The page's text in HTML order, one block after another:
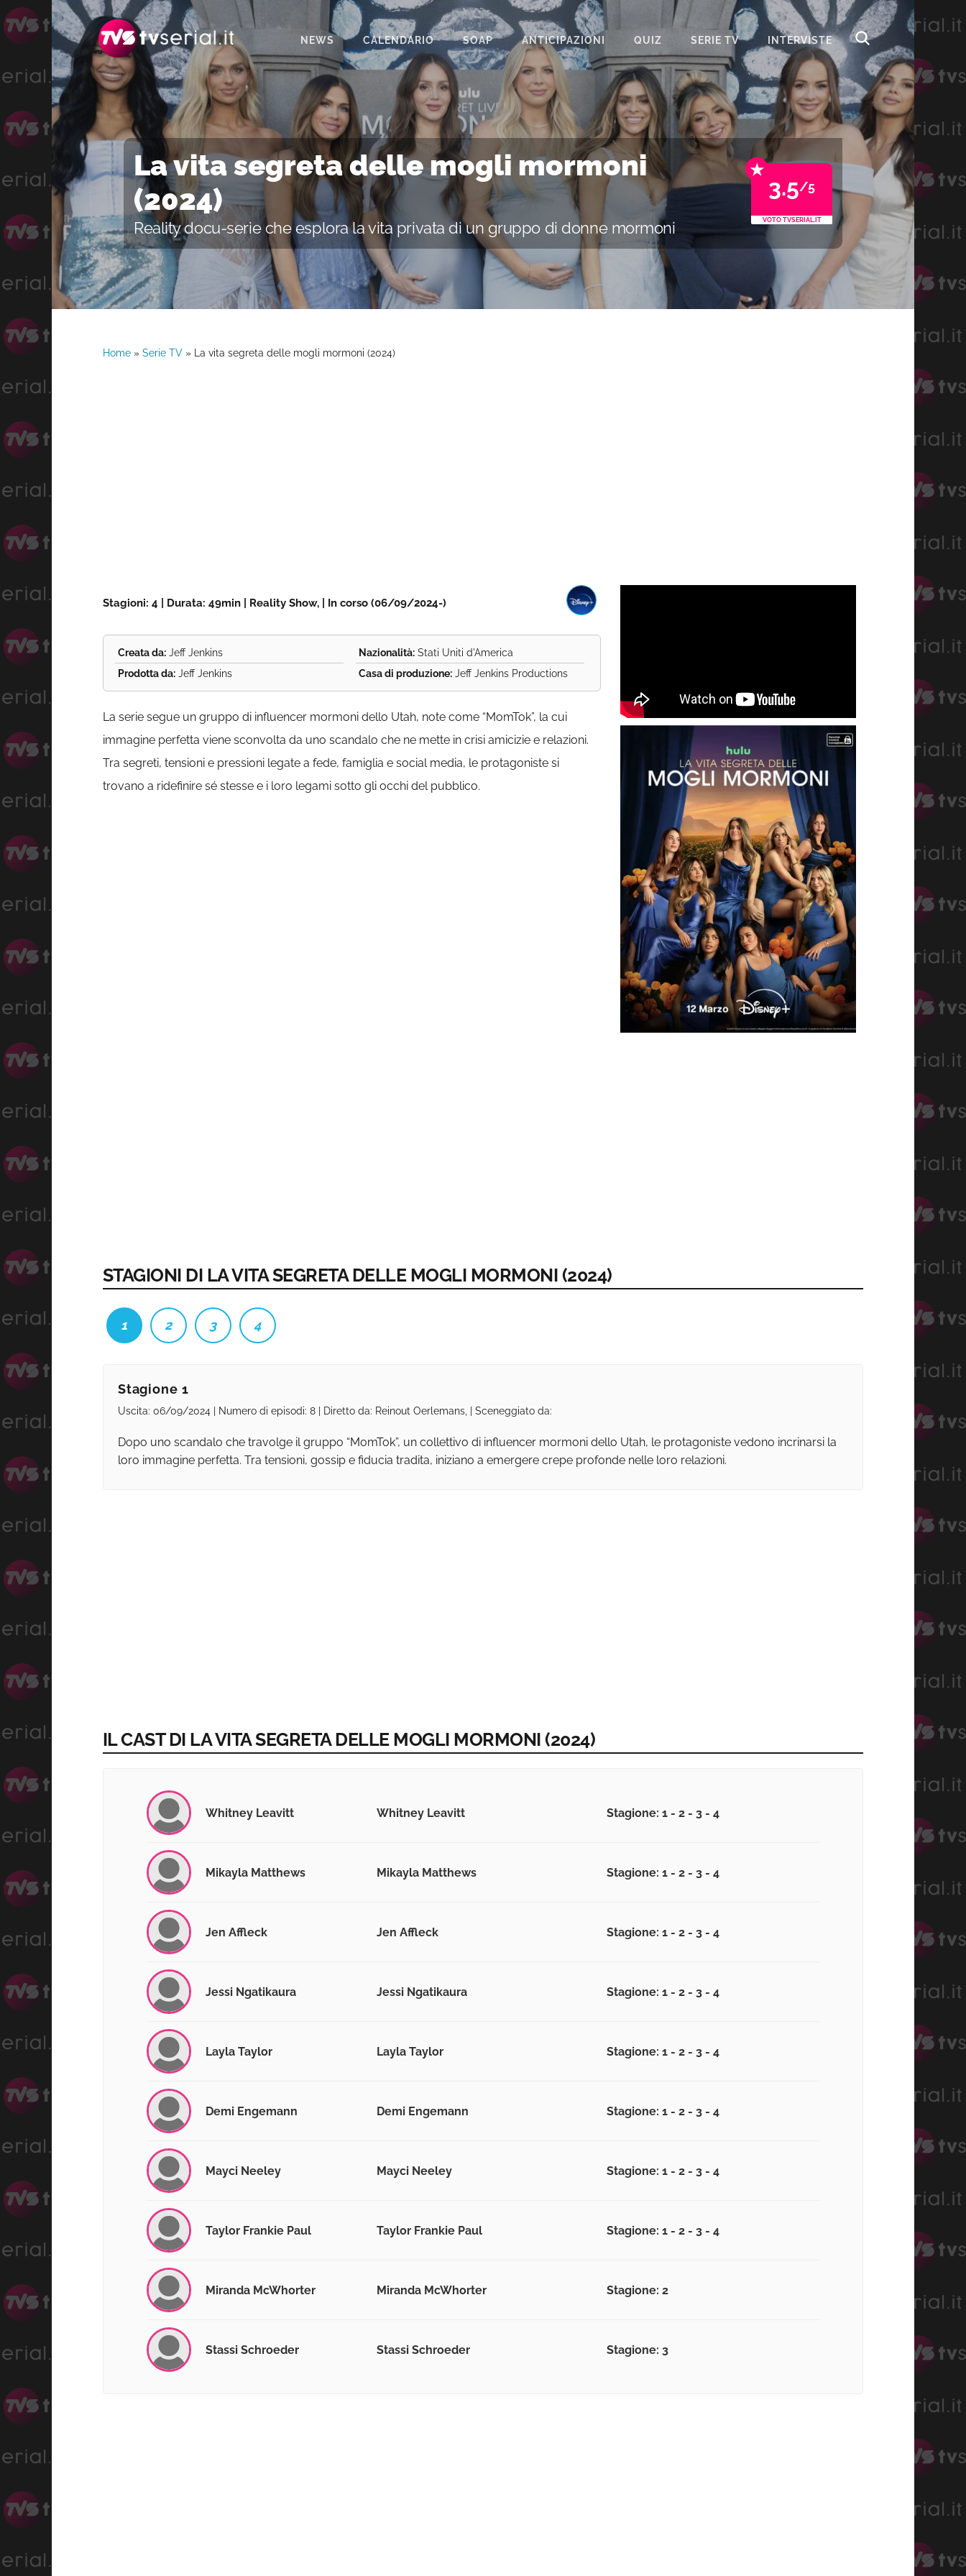
Passa
alla
navigazione
primaria
Passa
al
contenuto
principale
NEWS CALENDARIO SOAP
BEAUTIFUL
IL PARADISO DELLE SIGNORE
LA PROMESSA
SEGRETI DI FAMIGLIA
TEMPESTA D’AMORE
UN POSTO AL SOLE
ANTICIPAZIONI QUIZ SERIE TV INTERVISTE
La vita segreta delle mogli mormoni
(2024)
Reality docu-serie che esplora la vita privata di un gruppo di donne mormoni
★
3.5/5
VOTO TVSERIAL.IT
Home» Serie TV» La vita segreta delle mogli mormoni (2024)
Stagioni: 4 | Durata: 49min | Reality Show, | In corso (06/09/2024-)
Creata da:Jeff Jenkins
Prodotta da:Jeff Jenkins
Nazionalità:Stati Uniti d'America
Casa di produzione:Jeff Jenkins Productions
La serie segue un gruppo di influencer mormoni dello Utah, note come “MomTok”, la cui
immagine perfetta viene sconvolta da uno scandalo che ne mette in crisi amicizie e relazioni.
Tra segreti, tensioni e pressioni legate a fede, famiglia e social media, le protagoniste si
trovano a ridefinire sé stesse e i loro legami sotto gli occhi del pubblico.
STAGIONI DI LA VITA SEGRETA DELLE MOGLI MORMONI (2024)
1 2 3 4
Stagione 1
Uscita: 06/09/2024 | Numero di episodi: 8 | Diretto da: Reinout Oerlemans, | Sceneggiato da:
Dopo uno scandalo che travolge il gruppo “MomTok”, un collettivo di influencer mormoni dello Utah, le protagoniste vedono incrinarsi la
loro immagine perfetta. Tra tensioni, gossip e fiducia tradita, iniziano a emergere crepe profonde nelle loro relazioni.
IL CAST DI LA VITA SEGRETA DELLE MOGLI MORMONI (2024)
Whitney Leavitt Whitney Leavitt Stagione: 1 - 2 - 3 - 4
Mikayla Matthews Mikayla Matthews Stagione: 1 - 2 - 3 - 4
Jen Affleck Jen Affleck Stagione: 1 - 2 - 3 - 4
Jessi Ngatikaura Jessi Ngatikaura Stagione: 1 - 2 - 3 - 4
Layla Taylor Layla Taylor Stagione: 1 - 2 - 3 - 4
Demi Engemann Demi Engemann Stagione: 1 - 2 - 3 - 4
Mayci Neeley Mayci Neeley Stagione: 1 - 2 - 3 - 4
Taylor Frankie Paul Taylor Frankie Paul Stagione: 1 - 2 - 3 - 4
Miranda McWhorter Miranda McWhorter Stagione: 2
Stassi Schroeder Stassi Schroeder Stagione: 3